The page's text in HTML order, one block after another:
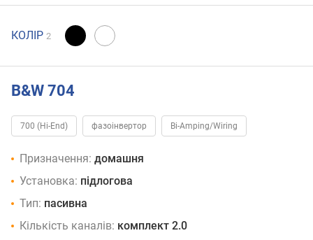
КОЛІР 2
B&W 704
700 (Hi-End) фазоінвертор Bi-Amping/Wiring
Призначення: домашня
Установка: підлогова
Тип: пасивна
Кількість каналів: комплект 2.0